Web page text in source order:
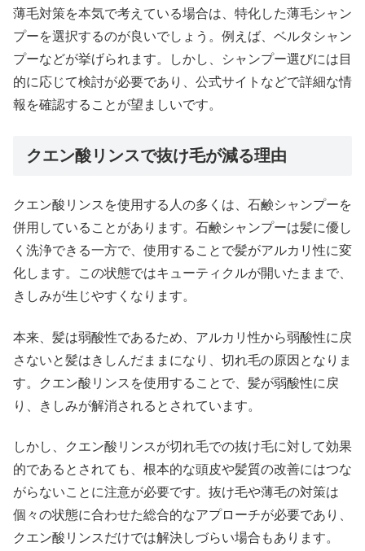
薄毛対策を本気で考えている場合は、特化した薄毛シャン
プーを選択するのが良いでしょう。例えば、ベルタシャン
プーなどが挙げられます。しかし、シャンプー選びには目
的に応じて検討が必要であり、公式サイトなどで詳細な情
報を確認することが望ましいです。
クエン酸リンスで抜け毛が減る理由
クエン酸リンスを使用する人の多くは、石鹸シャンプーを
併用していることがあります。石鹸シャンプーは髪に優し
く洗浄できる一方で、使用することで髪がアルカリ性に変
化します。この状態ではキューティクルが開いたままで、
きしみが生じやすくなります。
本来、髪は弱酸性であるため、アルカリ性から弱酸性に戻
さないと髪はきしんだままになり、切れ毛の原因となりま
す。クエン酸リンスを使用することで、髪が弱酸性に戻
り、きしみが解消されるとされています。
しかし、クエン酸リンスが切れ毛での抜け毛に対して効果
的であるとされても、根本的な頭皮や髪質の改善にはつな
がらないことに注意が必要です。抜け毛や薄毛の対策は
個々の状態に合わせた総合的なアプローチが必要であり、
クエン酸リンスだけでは解決しづらい場合もあります。